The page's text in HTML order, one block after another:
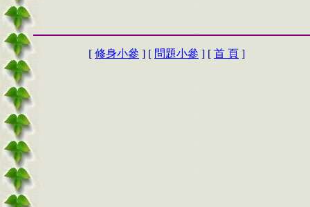
[ 修身小參 ] [ 問題小參 ] [ 首 頁 ]